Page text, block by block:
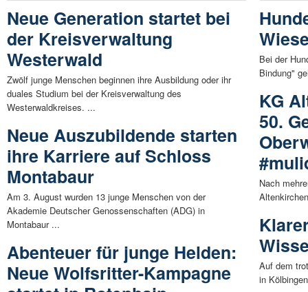
Neue Generation startet bei
der Kreisverwaltung
Westerwald
Zwölf junge Menschen beginnen ihre Ausbildung oder ihr
duales Studium bei der Kreisverwaltung des
Westerwaldkreises. ...
Neue Auszubildende starten
ihre Karriere auf Schloss
Montabaur
Am 3. August wurden 13 junge Menschen von der
Akademie Deutscher Genossenschaften (ADG) in
Montabaur ...
Abenteuer für junge Helden:
Neue Wolfsritter-Kampagne
Bei der
Bindung"
KG
50.
Nach
Auf dem
in